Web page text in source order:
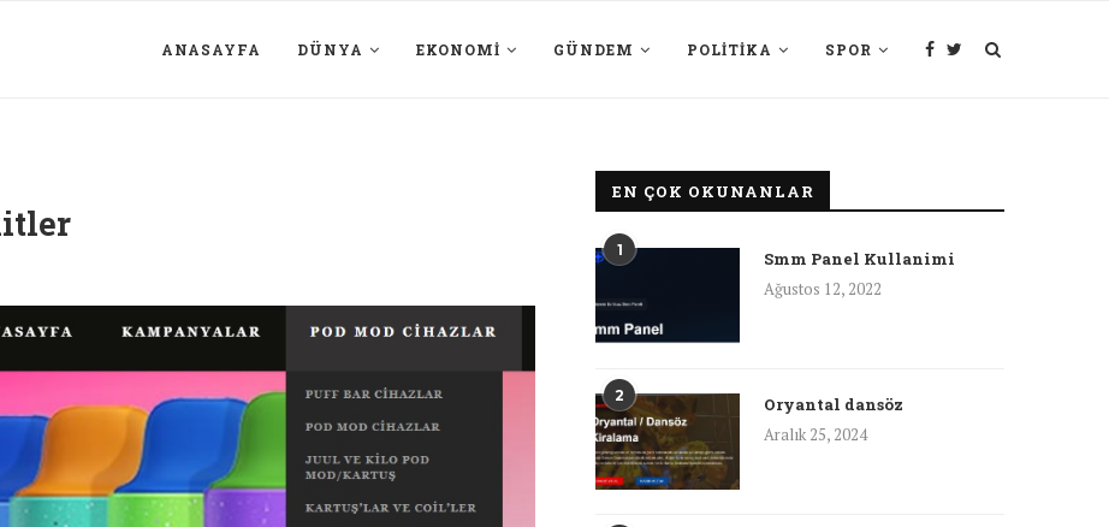
ANASAYFA DÜNYA EKONOMI GÜNDEM POLITIKA SPOR
EN ÇOK OKUNANLAR
1
Smm Panel Kullanimi
Ağustos 12, 2022
2
Oryantal dansöz
Aralık 25, 2024